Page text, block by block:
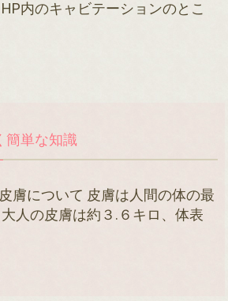
内のキャビテーションのとこ
単な知識
いて 皮膚は人間の体の最
人の皮膚は約３.６キロ、体表